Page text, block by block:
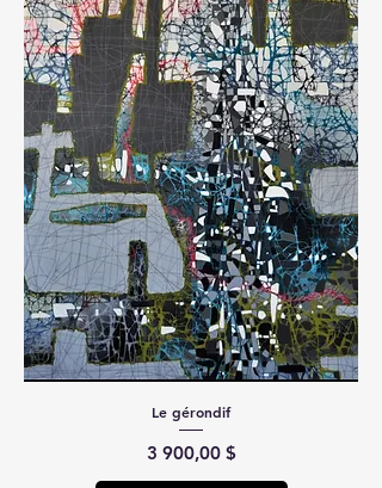
Le gérondif
Prix
3 900,00 $